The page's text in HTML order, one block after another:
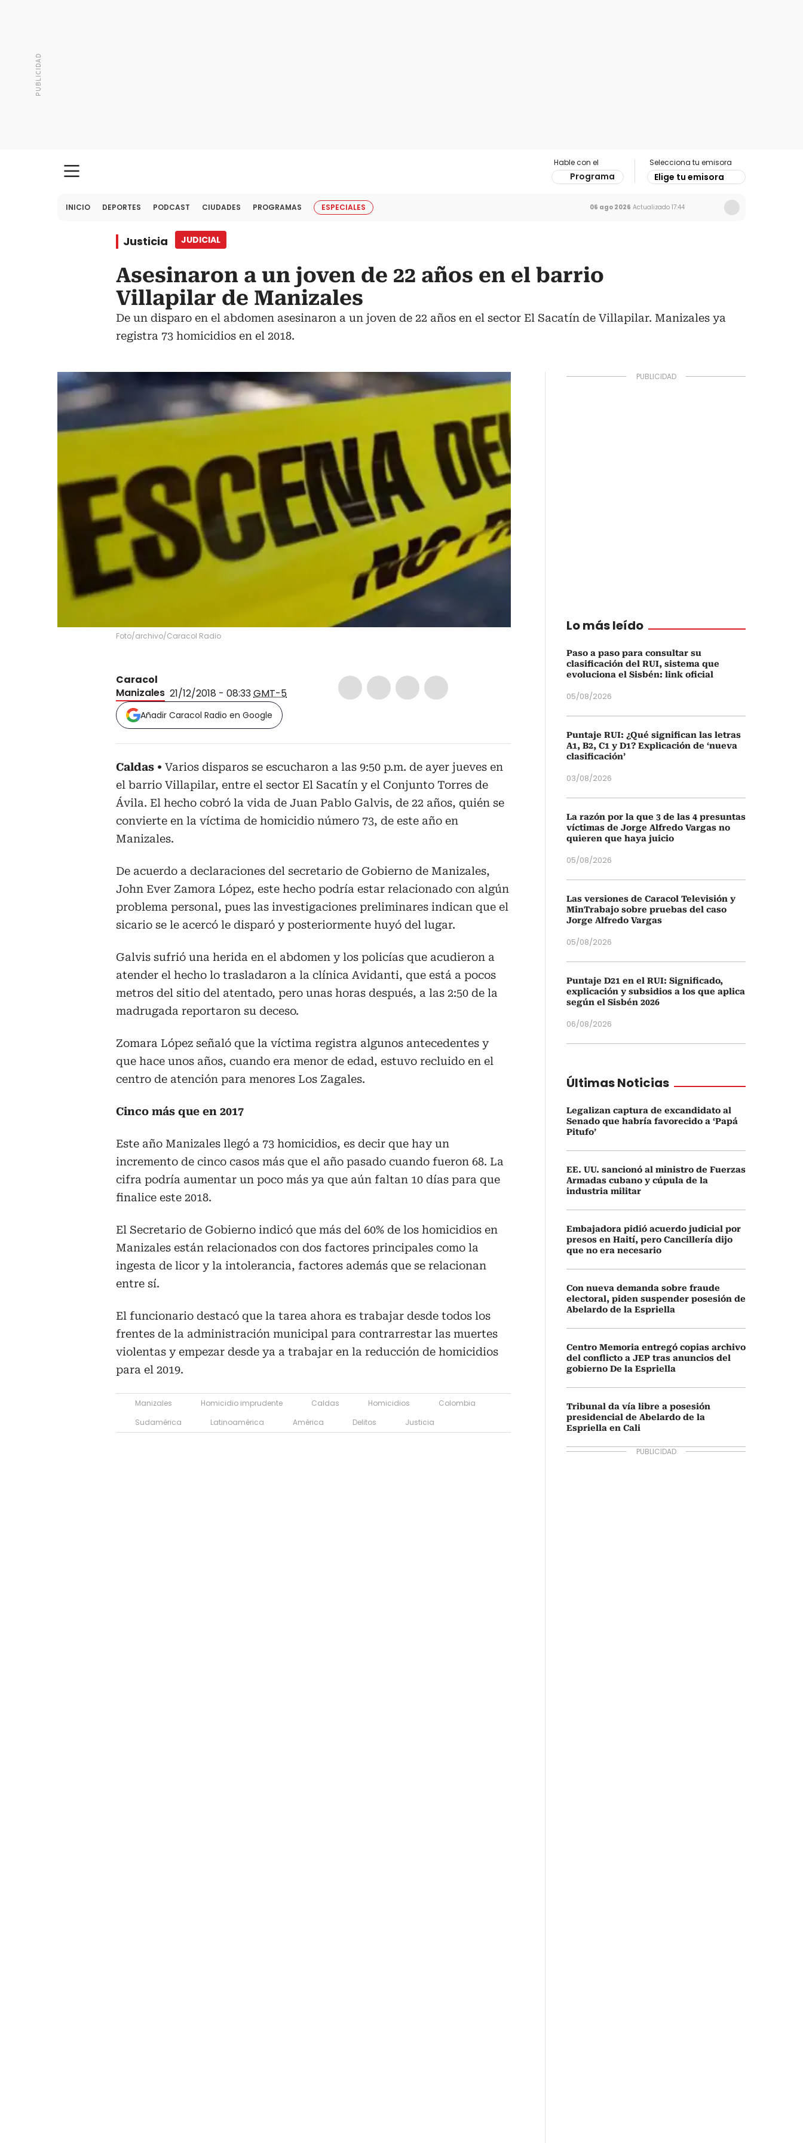
Hable con el
Programa
Selecciona tu emisora
Elige tu emisora
INICIO DEPORTES PODCAST CIUDADES PROGRAMAS ESPECIALES 06 ago 2026 Actualizado 17:44
Justicia JUDICIAL
Asesinaron a un joven de 22 años en el barrio
Villapilar de Manizales
De un disparo en el abdomen asesinaron a un joven de 22 años en el sector El Sacatín de Villapilar. Manizales ya
registra 73 homicidios en el 2018.
Foto/archivo/Caracol Radio
Caracol
Manizales 21/12/2018 - 08:33GMT-5
Añadir Caracol Radio en Google
Caldas
Varios disparos se escucharon a las 9:50 p.m. de ayer jueves en
el barrio Villapilar, entre el sector El Sacatín y el Conjunto Torres de
Ávila. El hecho cobró la vida de Juan Pablo Galvis, de 22 años, quién se
convierte en la víctima de homicidio número 73, de este año en
Manizales.
De acuerdo a declaraciones del secretario de Gobierno de Manizales,
John Ever Zamora López, este hecho podría estar relacionado con algún
problema personal, pues las investigaciones preliminares indican que el
sicario se le acercó le disparó y posteriormente huyó del lugar.
Galvis sufrió una herida en el abdomen y los policías que acudieron a
atender el hecho lo trasladaron a la clínica Avidanti, que está a pocos
metros del sitio del atentado, pero unas horas después, a las 2:50 de la
madrugada reportaron su deceso.
Zomara López señaló que la víctima registra algunos antecedentes y
que hace unos años, cuando era menor de edad, estuvo recluido en el
centro de atención para menores Los Zagales.
Cinco más que en 2017
Este año Manizales llegó a 73 homicidios, es decir que hay un
incremento de cinco casos más que el año pasado cuando fueron 68. La
cifra podría aumentar un poco más ya que aún faltan 10 días para que
finalice este 2018.
El Secretario de Gobierno indicó que más del 60% de los homicidios en
Manizales están relacionados con dos factores principales como la
ingesta de licor y la intolerancia, factores además que se relacionan
entre sí.
El funcionario destacó que la tarea ahora es trabajar desde todos los
frentes de la administración municipal para contrarrestar las muertes
violentas y empezar desde ya a trabajar en la reducción de homicidios
para el 2019.
Manizales Homicidio imprudente Caldas Homicidios
Colombia
Sudamérica
Latinoamérica América Delitos Justicia
Lo más leído
Paso a paso para consultar su
clasificación del RUI, sistema que
evoluciona el Sisbén: link oficial
05/08/2026
Puntaje RUI: ¿Qué significan las letras
A1, B2, C1 y D1? Explicación de ‘nueva
clasificación’
03/08/2026
La razón por la que 3 de las 4 presuntas
víctimas de Jorge Alfredo Vargas no
quieren que haya juicio
05/08/2026
Las versiones de Caracol Televisión y
MinTrabajo sobre pruebas del caso
Jorge Alfredo Vargas
05/08/2026
Puntaje D21 en el RUI: Significado,
explicación y subsidios a los que aplica
según el Sisbén 2026
06/08/2026
Últimas Noticias
Legalizan captura de excandidato al
Senado que habría favorecido a ‘Papá
Pitufo’
EE. UU. sancionó al ministro de Fuerzas
Armadas cubano y cúpula de la
industria militar
Embajadora pidió acuerdo judicial por
presos en Haití, pero Cancillería dijo
que no era necesario
Con nueva demanda sobre fraude
electoral, piden suspender posesión de
Abelardo de la Espriella
Centro Memoria entregó copias archivo
del conflicto a JEP tras anuncios del
gobierno De la Espriella
Tribunal da vía libre a posesión
presidencial de Abelardo de la
Espriella en Cali